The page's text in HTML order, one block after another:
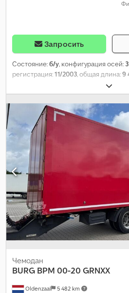
Запросить
Состояние:б/у, конфигурация осей:
регистрация:11/2003, общая длина:9
3 600 мм
шины:385/65/ R22.5, цвет:другое,
Оборудование:ABS,
Oldenzaal 5 482 km
Чемодан
BURG BPM 00-20 GRNXX